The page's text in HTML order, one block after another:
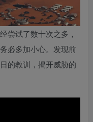
尝试了数十次之多，
必多加小心。发现前
的教训，揭开威胁的